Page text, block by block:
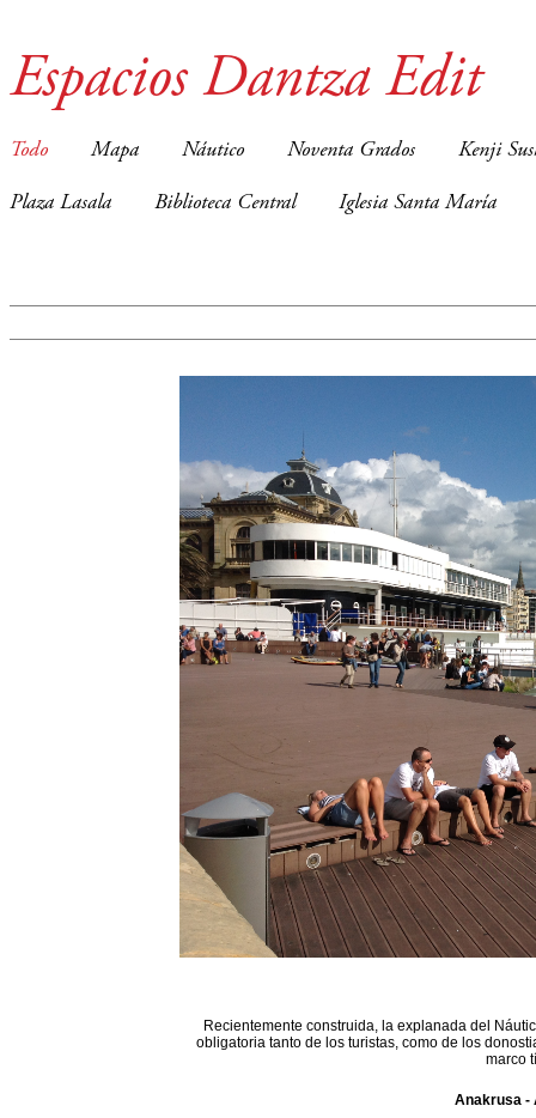
Espacios Dantza Edit
Todo Mapa Náutico Noventa Grados Kenji
Plaza Lasala Biblioteca Central Iglesia Santa María
Recientemente construida, la explanada del
obligatoria tanto de los turistas, como de los
marco
Anakrusa -